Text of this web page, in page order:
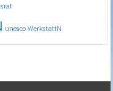
unesco WerkstattN